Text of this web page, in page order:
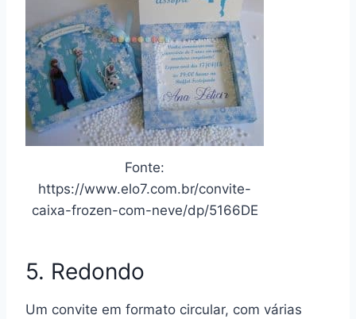
Fonte:
https://www.elo7.com.br/convite-
caixa-frozen-com-neve/dp/5166DE
5. Redondo
Um convite em formato circular, com várias